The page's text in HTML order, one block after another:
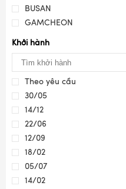
BUSAN
GAMCHEON
Khởi hành
Theo yêu cầu
30/05
14/12
22/06
12/09
18/02
05/07
14/02